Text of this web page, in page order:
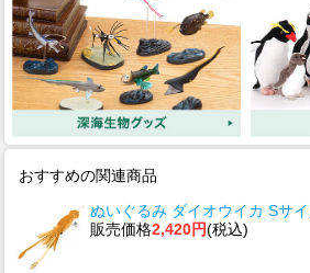
おすすめの関連商品
ぬいぐるみ ダイオウイカ Sサ
販売価格2,420円(税込)